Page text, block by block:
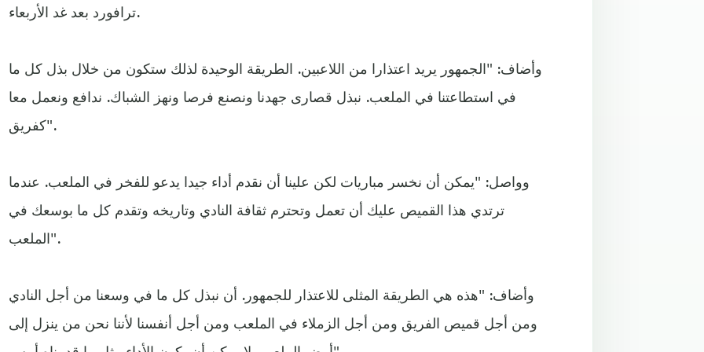
ترافورد بعد غد الأربعاء.
وأضاف: "الجمهور يريد اعتذارا من اللاعبين. الطريقة الوحيدة لذلك ستكون من خلال بذل كل ما
في استطاعتنا في الملعب. نبذل قصارى جهدنا ونصنع فرصا ونهز الشباك. ندافع ونعمل معا
كفريق".
وواصل: "يمكن أن نخسر مباريات لكن علينا أن نقدم أداء جيدا يدعو للفخر في الملعب. عندما
ترتدي هذا القميص عليك أن تعمل وتحترم ثقافة النادي وتاريخه وتقدم كل ما بوسعك في
الملعب".
وأضاف: "هذه هي الطريقة المثلى للاعتذار للجمهور. أن نبذل كل ما في وسعنا من أجل النادي
ومن أجل قميص الفريق ومن أجل الزملاء في الملعب ومن أجل أنفسنا لأننا نحن من ينزل إلى